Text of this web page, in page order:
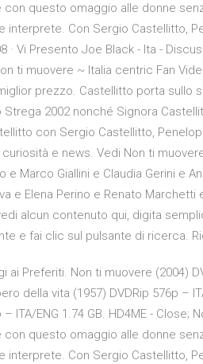
questo omaggio alle donne
Con Sergio Castellitto,
Vi Presento Joe Black - Ita -
ti muovere ~ Italia centric Fan
prezzo. Castellitto porta sullo
2002 nonché Signora
con Sergio Castellitto,
e news. Vedi Non ti
Marco Giallini e Claudia Gerini e
e Elena Perino e Renato Marchetti
alcun contenuto qui, digita
e fai clic sul pulsante di ricerca.
ai Preferiti. Non ti muovere (2004)
della vita (1957) DVDRip 576p –
ITA/ENG 1.74 GB. HD4ME - Close;
questo omaggio alle donne
Con Sergio Castellitto,